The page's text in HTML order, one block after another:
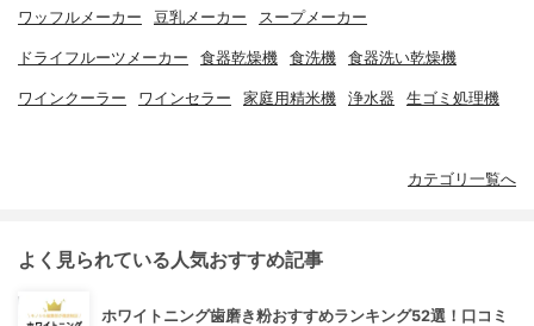
ワッフルメーカー 豆乳メーカー スープメーカー
ドライフルーツメーカー 食器乾燥機 食洗機 食器洗い乾燥機
ワインクーラー ワインセラー 家庭用精米機 浄水器 生ゴミ処理機
カテゴリ一覧へ
よく見られている人気おすすめ記事
ホワイトニング歯磨き粉おすすめランキング52選！口コミ